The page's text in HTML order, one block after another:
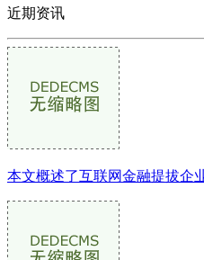
近期资讯
本文概述了互联网金融提拔企